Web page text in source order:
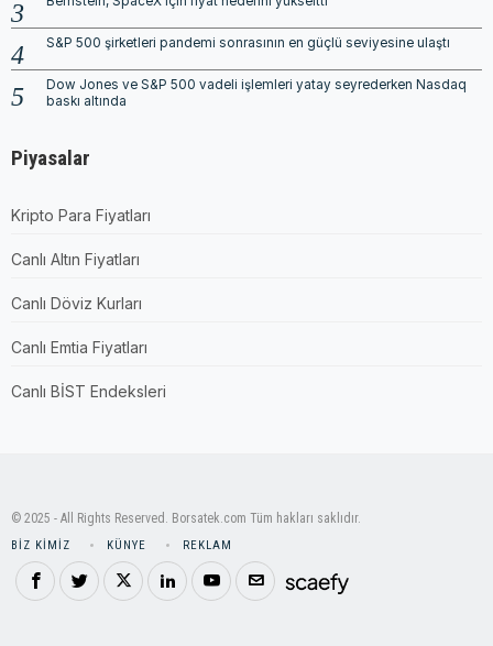
S&P 500 şirketleri pandemi sonrasının en güçlü seviyesine ulaştı
Dow Jones ve S&P 500 vadeli işlemleri yatay seyrederken Nasdaq
baskı altında
Piyasalar
Kripto Para Fiyatları
Canlı Altın Fiyatları
Canlı Döviz Kurları
Canlı Emtia Fiyatları
Canlı BİST Endeksleri
© 2025 - All Rights Reserved. Borsatek.com Tüm hakları saklıdır.
BIZ KIMIZ KÜNYE REKLAM